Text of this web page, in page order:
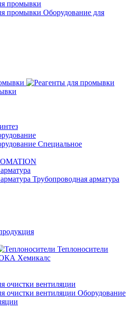
Оборудование для
Специальное
Трубопроводная арматура
Теплоносители
Хемикалс
Оборудование